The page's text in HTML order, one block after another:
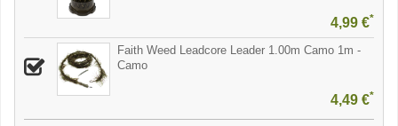
4,99 €*
Faith Weed Leadcore Leader 1.00m Camo 1m -
Camo
4,49 €*